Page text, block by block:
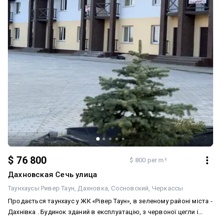
до нових власників.
$ 76 800 $ 800 per m²
Дахновская Сечь улица
Таунхаусы Ривер Таун Дахновка Сосновский Черкассы
Продається таунхаус у ЖК «Рівер Таун», в зеленому районі міста -
Дахнівка . Будинок зданий в експлуатацію, з червоної цегли і